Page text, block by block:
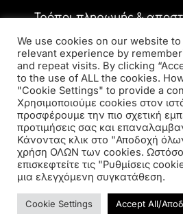
Τρόποι πληρωμής &
Επικοινωνία
Ανδρέα Παπανδρέου 59, ΤΚ
2310 770 216
elsa.opto@yahoo.gr
We use cookies on our website
relevant experience by
and repeat visits. By clicking
to the use of ALL the cookies.
"Cookie Settings" to provide a
Χρησιμοποιούμε cookies στον
προσφέρουμε την πιο σχετική
προτιμήσεις σας και
Κάνοντας κλικ στο "Αποδοχή
χρήση ΟΛΩΝ των cookies.
επισκεφτείτε τις "Ρυθμίσεις
μια ελεγχόμενη συγκατάθεση.
Cookie Settings Accept All/